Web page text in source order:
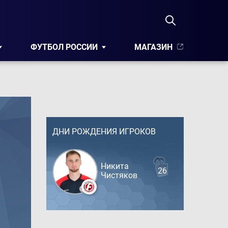
ФУТБОЛ РОССИИ МАГАЗИН
ДНИ РОЖДЕНИЯ ИГРОКОВ
Никита
Чистяков
26